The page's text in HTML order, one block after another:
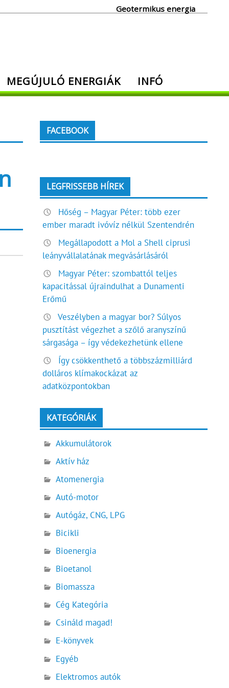
Geotermikus energia
MEGÚJULÓ ENERGIÁK INFÓ
FACEBOOK
LEGFRISSEBB HÍREK
Hőség – Magyar Péter: több ezer
ember maradt ivóvíz nélkül Szentendrén
Megállapodott a Mol a Shell ciprusi
leányvállalatának megvásárlásáról
Magyar Péter: szombattól teljes
kapacitással újraindulhat a Dunamenti
Erőmű
Veszélyben a magyar bor? Súlyos
pusztítást végezhet a szőlő aranyszínű
sárgasága – így védekezhetünk ellene
Így csökkenthető a többszázmilliárd
dolláros klímakockázat az
adatközpontokban
KATEGÓRIÁK
Akkumulátorok
Aktív ház
Atomenergia
Autó-motor
Autógáz, CNG, LPG
Bicikli
Bioenergia
Bioetanol
Biomassza
Cég Kategória
Csináld magad!
E-könyvek
Egyéb
Elektromos autók